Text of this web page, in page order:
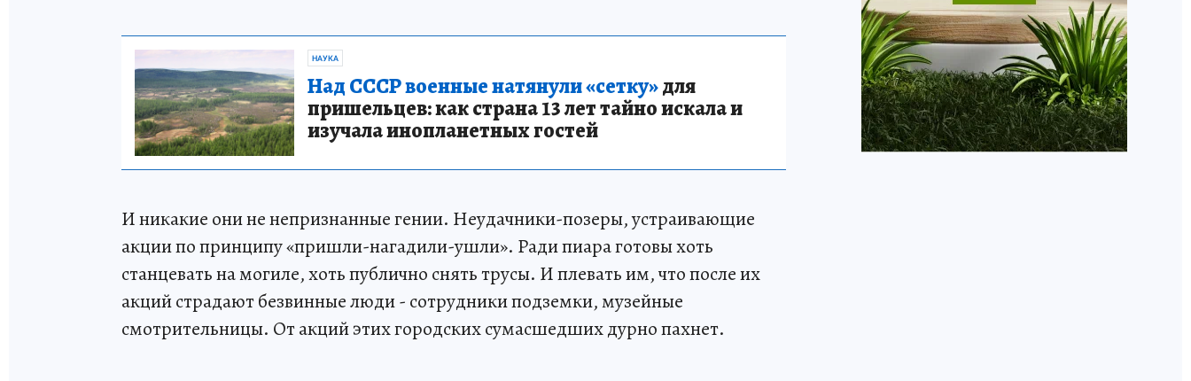
НАУКА
Над СССР военные натянули «сетку»для
пришельцев: как страна 13 лет тайно искала и
изучала инопланетных гостей
И никакие они не непризнанные гении. Неудачники-позеры, устраивающие
акции по принципу «пришли-нагадили-ушли». Ради пиара готовы хоть
станцевать на могиле, хоть публично снять трусы. И плевать им, что после их
акций страдают безвинные люди - сотрудники подземки, музейные
смотрительницы. От акций этих городских сумасшедших дурно пахнет.